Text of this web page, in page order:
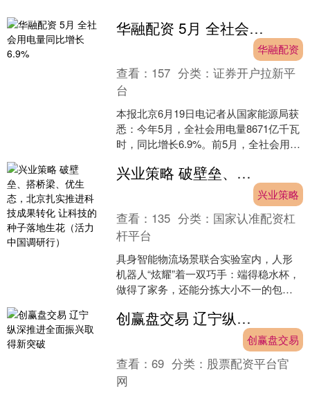
安全生产、防灾减灾救....
华融配资 5月 全社会用电量同比增长6.9%
华融配资
查看： 157 分类：证券开户拉新平
台
本报北京6月19日电记者从国家能源局获
悉：今年5月，全社会用电量8671亿千瓦
时，同比增长6.9%。前5月，全社会用电
兴业策略 破壁垒、搭桥梁、优生态，北京扎实推进科技成果转化 让科技的种子落地生花（活力中国调研行）
兴业策略
查看： 135 分类： 国家认准配资杠
杆平台
具身智能物流场景联合实验室内，人形
机器人“炫耀”着一双巧手：端得稳水杯，
做得了家务，还能分拣大小不一的包
流水线，每小时能分拣.... 创赢盘交易 辽宁纵深推进全面振兴取得新突破
创赢盘交易
查看：69 分类： 股票配资平台官
网